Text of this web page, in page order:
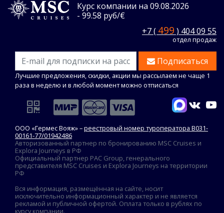
Курс компании на 09.08.2026
- 99.58 руб/€
+7 ( 499 ) 404 09 55
отдел продаж
Подписаться
Лучшие предложения, скидки, акции мы рассылаем не чаще 1
раза в неделю и в любой момент можно отписаться
ООО «Гермес Вояж» –реестровый номер туроператора В031-
00161-77/01942486
Авторизованный партнер по бронированию MSC Cruises и
Explora Journeys в РФ
Официальный партнер PAC Group, генерального
представителя MSC Cruises и Explora Journeys на территории
РФ
Вся информация, размещённая на сайте, носит
исключительно информационный характер и не является
рекламой и публичной офертой. Оплата только в рублях по
курсу компании.